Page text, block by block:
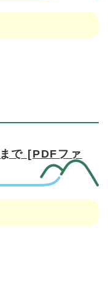
で [PDFファ